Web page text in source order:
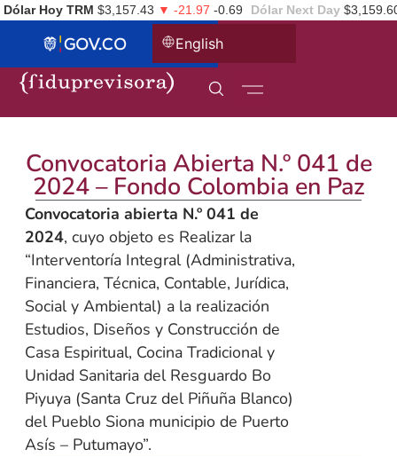
Dólar Hoy TRM $3,157.43 ▼ -21.97 -0.69 Dólar Next Day
English
Convocatoria Abierta N.º 041 de
2024 – Fondo Colombia en Paz
Convocatoria abierta N.º 041 de
2024, cuyo objeto es Realizar la
“Interventoría Integral (Administrativa,
Financiera, Técnica, Contable, Jurídica,
Social y Ambiental) a la realización
Estudios, Diseños y Construcción de
Casa Espiritual, Cocina Tradicional y
Unidad Sanitaria del Resguardo Bo
Piyuya (Santa Cruz del Piñuña Blanco)
del Pueblo Siona municipio de Puerto
Asís – Putumayo”.